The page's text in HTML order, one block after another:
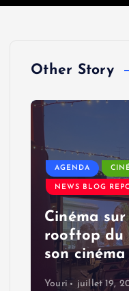
Other Story
AGENDA
NEWS BLOG
Cinéma
rooftop du
son
Youri juillet 19,